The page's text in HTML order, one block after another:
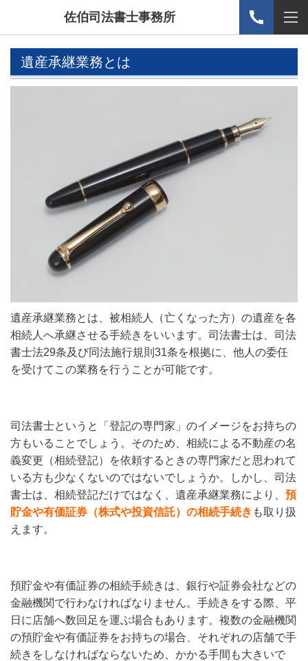
佐伯司法書士事務所
遺産承継業務とは
遺産承継業務とは、被相続人（亡くなった方）の遺産を各
相続人へ承継させる手続きをいいます。司法書士は、司法
書士法29条及び同法施行規則31条を根拠に、他人の委任
を受けてこの業務を行うことが可能です。
司法書士というと「登記の専門家」のイメージをお持ちの
方もいることでしょう。そのため、相続による不動産の名
義変更（相続登記）を依頼するときの専門家だと思われて
いる方も少なくないのではないでしょうか。しかし、司法
書士は、相続登記だけではなく、遺産承継業務により、 預
貯金や有価証券（株式や投資信託）の相続手続き も取り扱
えます。
預貯金や有価証券の相続手続きは、銀行や証券会社などの
金融機関で行わなければなりません。手続きをする際、平
日に店舗へ数回足を運ぶ場合もあります。複数の金融機関
の預貯金や有価証券をお持ちの場合、それぞれの店舗で手
続きをしなければならないため、かかる手間も大きいで